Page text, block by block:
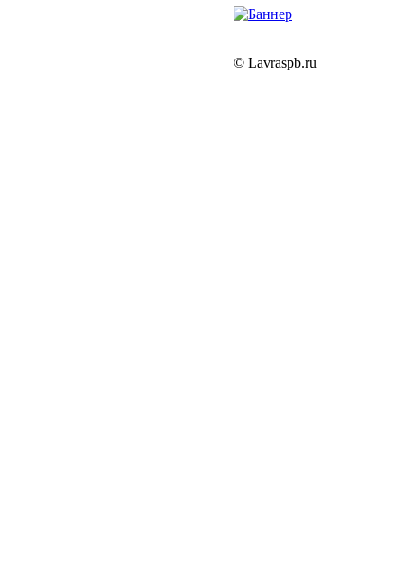
© Lavraspb.ru